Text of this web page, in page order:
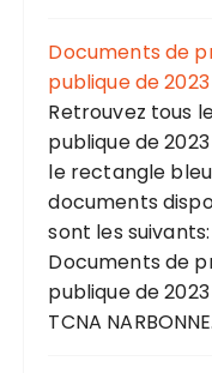
Documents de
publique de 2023
Retrouvez tous
publique de
le rectangle
documents
sont les
Documents de
publique de
TCNA NARBONNE.